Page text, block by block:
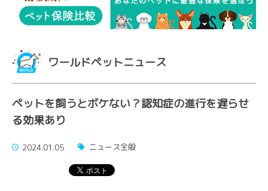
ワールドペットニュース
ペットを飼うとボケない？認知症の進行を遅らせ
る効果あり
2024.01.05 ニュース全般